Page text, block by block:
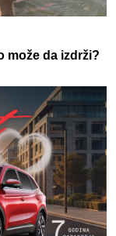
može da izdrži?